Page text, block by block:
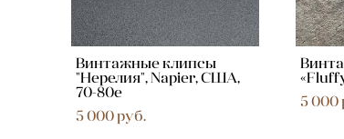
Винтажные клипсы
"Нерелия", Napier, США,
70-80е
5 000 pуб.
5 000